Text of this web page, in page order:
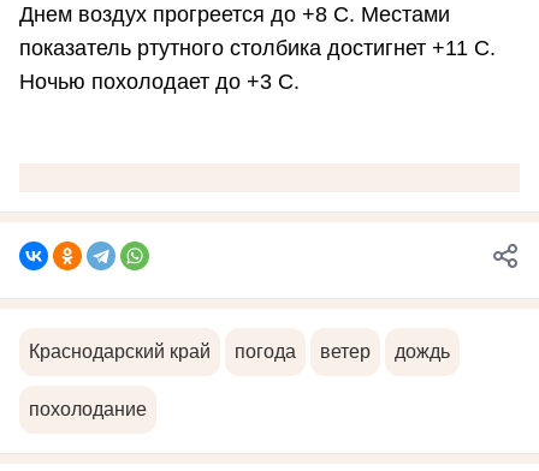
Днем воздух прогреется до +8 С. Местами
показатель ртутного столбика достигнет +11 С.
Ночью похолодает до +3 С.
Краснодарский край погода ветер дождь
похолодание